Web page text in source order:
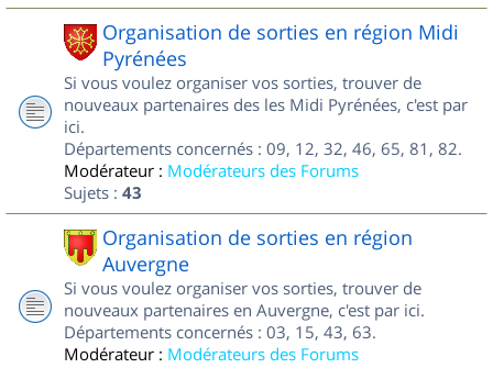
Organisation de sorties en région Midi
Pyrénées
Si vous voulez organiser vos sorties, trouver de
nouveaux partenaires des les Midi Pyrénées, c'est par
ici.
Départements concernés : 09, 12, 32, 46, 65, 81, 82.
Modérateur : Modérateurs des Forums
Sujets : 43
Organisation de sorties en région
Auvergne
Si vous voulez organiser vos sorties, trouver de
nouveaux partenaires en Auvergne, c'est par ici.
Départements concernés : 03, 15, 43, 63.
Modérateur : Modérateurs des Forums